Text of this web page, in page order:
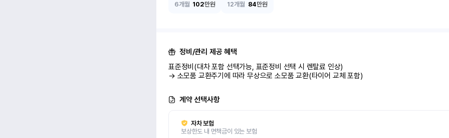
6개월 102만원 12개월 84만원
정비/관리 제공 혜택
표준정비(대차 포함 선택가능, 표준정비 선택 시 렌탈료 인상)
→ 소모품 교환주기에 따라 무상으로 소모품 교환(타이어 교체 포함)
계약 선택사항
자차 보험
보상한도 내 면책금이 있는 보험